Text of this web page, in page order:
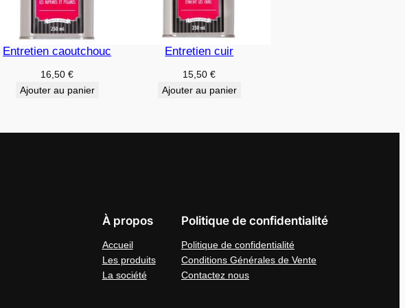
Entretien caoutchouc
16,50€
Ajouter au panier
Entretien cuir
15,50€
Ajouter au panier
À propos
Accueil
Les produits
La société
Politique de confidentialité
Politique de confidentialité
Conditions Générales de Vente
Contactez nous